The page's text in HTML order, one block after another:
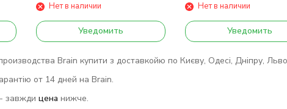
Нет в наличии
Уведомить
Нет в наличии
Уведомить
Brain купити з доставкойю по Києву, Одесі, Дніпру,
от 14 дней на Brain.
завжди цена нижче.